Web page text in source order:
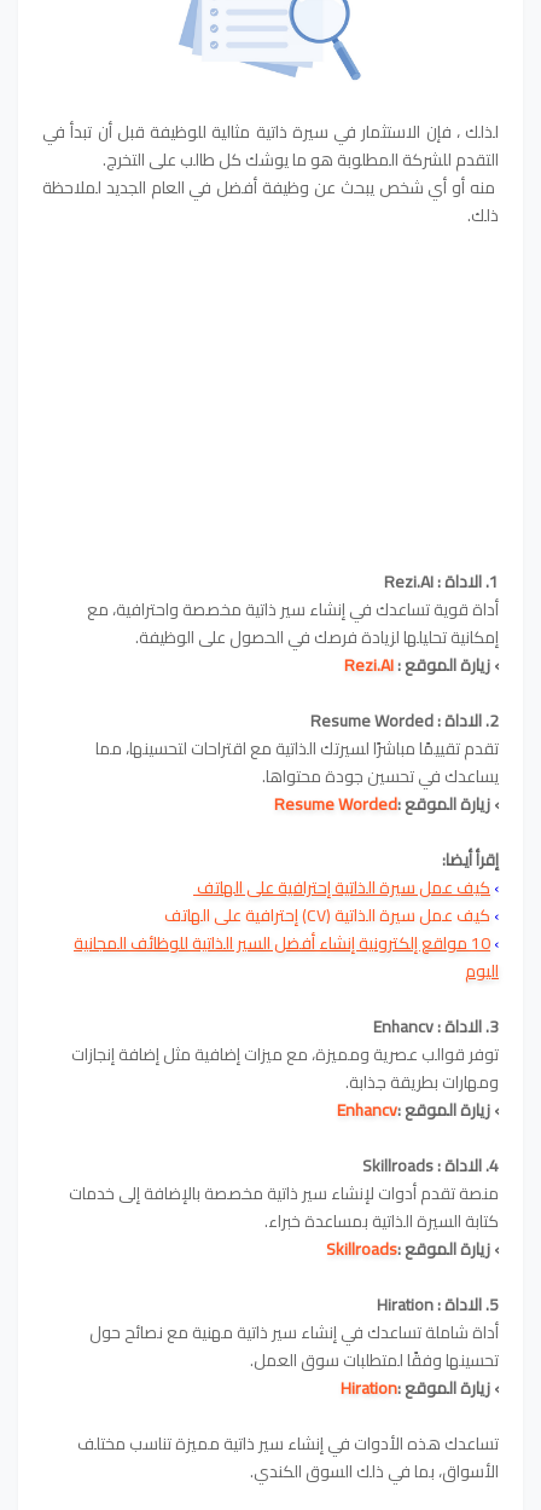
لذلك ، فإن الاستثمار في سيرة ذاتية مثالية للوظيفة قبل أن تبدأ في
التقدم للشركة المطلوبة هو ما يوشك كل طالب على التخرج.
منه أو أي شخص يبحث عن وظيفة أفضل في العام الجديد لملاحظة
ذلك.
1. الاداة : Rezi.AI
أداة قوية تساعدك في إنشاء سير ذاتية مخصصة واحترافية، مع
إمكانية تحليلها لزيادة فرصك في الحصول على الوظيفة.
›زيارة الموقع :Rezi.AI
2. الاداة :
تقدم تقييمًا مباشرًا لسيرتك الذاتية مع اقتراحات لتحسينها، مما
يساعدك في تحسين جودة محتواها.
›زيارة الموقع :Resume Worded
إقرأ أيضا:
›كيف عمل سيرة الذاتية إحترافية على الهاتف
›كيف عمل سيرة الذاتية (CV) إحترافية على الهاتف
›
10 مواقع إلكترونية إنشاء أفضل السير الذاتية للوظائف المجانية
اليوم
3. الاداة
: Enhancv
توفر قوالب عصرية ومميزة، مع ميزات إضافية مثل إضافة إنجازات
ومهارات بطريقة جذابة.
›زيارة الموقع :Enhancv
4. الاداة :
منصة تقدم أدوات لإنشاء سير ذاتية مخصصة بالإضافة إلى خدمات
كتابة السيرة الذاتية بمساعدة خبراء.
›زيارة الموقع :Skillroads
5. الاداة :
أداة شاملة تساعدك في إنشاء سير ذاتية مهنية مع نصائح حول
تحسينها وفقًا لمتطلبات سوق العمل.
›زيارة الموقع :Hiration
تساعدك هذه الأدوات في إنشاء سير ذاتية مميزة تناسب مختلف
الأسواق، بما في ذلك السوق الكندي.